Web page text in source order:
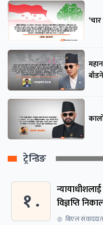
ट्रेन्डिङ
१ .
विज्ञप्ति
समितिमा
बिएल